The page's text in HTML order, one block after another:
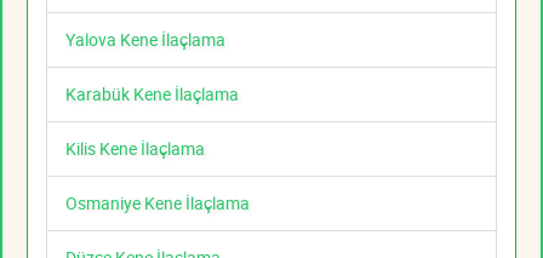
Yalova Kene İlaçlama
Karabük Kene İlaçlama
Kilis Kene İlaçlama
Osmaniye Kene İlaçlama